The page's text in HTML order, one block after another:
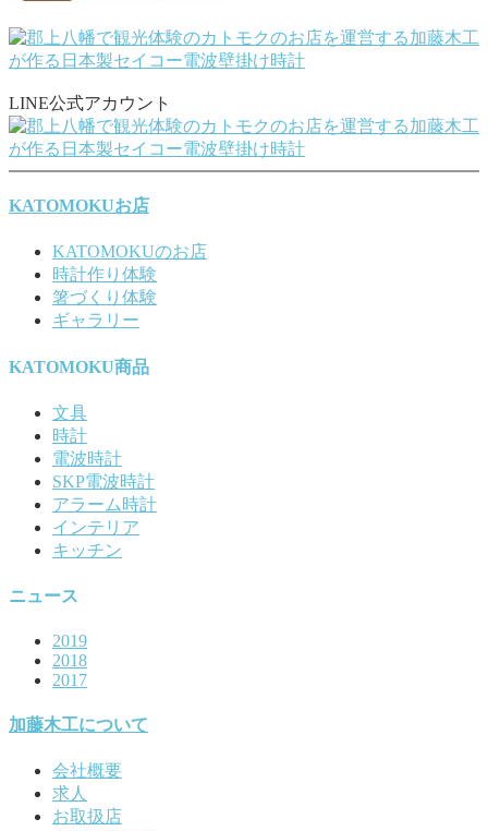
LINE公式アカウント
KATOMOKUお店
KATOMOKUのお店
時計作り体験
箸づくり体験
ギャラリー
KATOMOKU商品
文具
時計
電波時計
SKP電波時計
アラーム時計
インテリア
キッチン
ニュース
2019
2018
2017
加藤木工について
会社概要
求人
お取扱店